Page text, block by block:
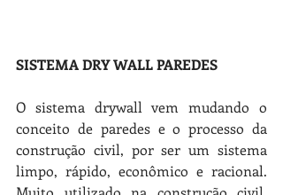
SISTEMA DRY WALL PAREDES
O sistema drywall vem mudando o
conceito de paredes e o processo da
construção civil, por ser um sistema
limpo, rápido, econômico e racional.